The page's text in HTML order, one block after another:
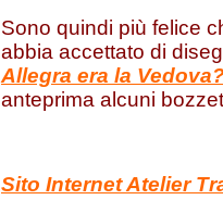
Sono quindi più felice
abbia accettato di
Allegra era la
anteprima alcuni
Sito Internet Atelier